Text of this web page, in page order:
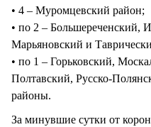
• 4 – Муромцевский район;
• по 2 – Большереченский,
Марьяновский и
• по 1 – Горьковский,
Полтавский, Русско-
районы.
За минувшие сутки от